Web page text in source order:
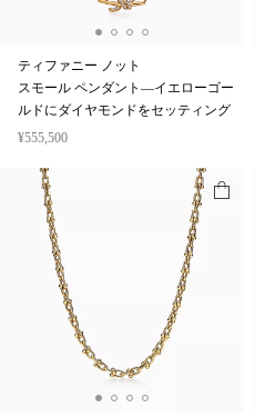
ティファニー ノット
スモール ペンダント—イエローゴー
ルドにダイヤモンドをセッティング
¥555,500